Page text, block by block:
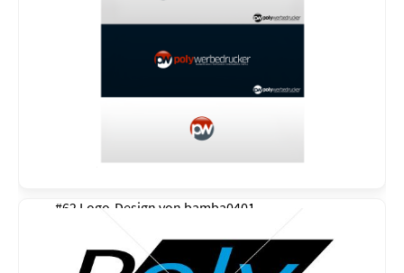
#62 Logo-Design von bamba0401